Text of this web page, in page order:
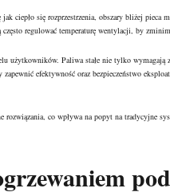
ciepło się rozprzestrzenia, obszary bliżej pieca
regulować temperaturę wentylacji, by
użytkowników. Paliwa stałe nie tylko wymagają
zapewnić efektywność oraz bezpieczeństwo
rozwiązania, co wpływa na popyt na tradycyjne